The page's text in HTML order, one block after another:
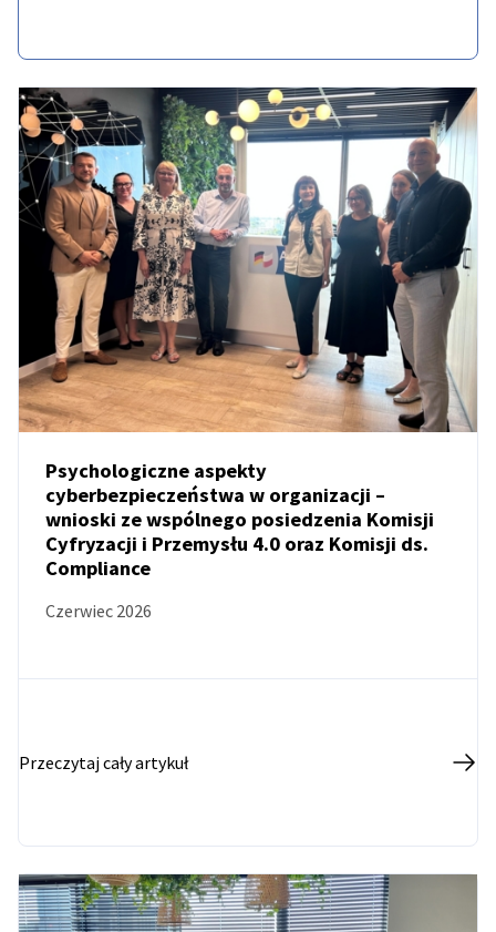
AKTUALNOŚCI
Psychologiczne aspekty
cyberbezpieczeństwa w organizacji –
wnioski ze wspólnego posiedzenia Komisji
Cyfryzacji i Przemysłu 4.0 oraz Komisji ds.
Compliance
Czerwiec 2026
Przeczytaj cały artykuł